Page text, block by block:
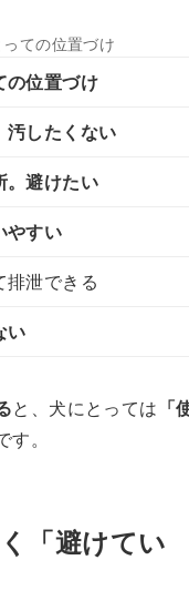
ての位置づけ
の位置づけ
汚したくない
。避けたい
やすい
排泄できる
い
と、犬にとっては 「
。
「避けてい